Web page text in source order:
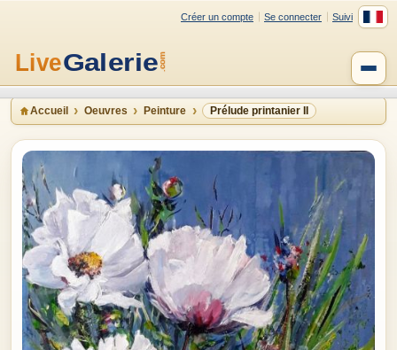
Créer un compte Se connecter Suivi
Accueil Oeuvres Peinture Prélude printanier II